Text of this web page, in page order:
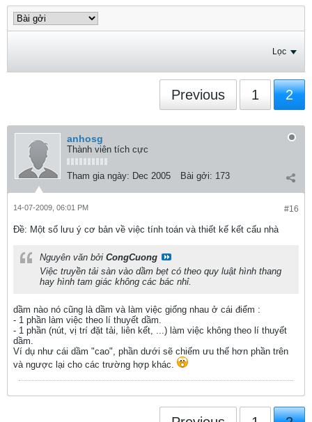
Lọc
Previous 1 2
anhosg
Thành viên tích cực
Tham gia ngày: Dec 2005 Bài gởi: 173
#16
14-07-2009, 06:01 PM
Ðề: Một số lưu ý cơ bản về việc tính toán và thiết kế kết cấu nhà
Nguyên văn bởi CongCuong
Việc truyền tải sàn vào dầm bẹt có theo quy luật hình thang
hay hình tam giác không các bác nhỉ.
dầm nào nó cũng là dầm và làm việc giống nhau ở cái điểm :
- 1 phần làm việc theo lí thuyết dầm.
- 1 phần (nút, vị trí đặt tải, liên kết, ...) làm việc không theo lí thuyết
dầm.
Ví dụ như cái dầm "cao", phần dưới sẽ chiếm ưu thế hơn phần trên
và ngược lại cho các trường hợp khác.